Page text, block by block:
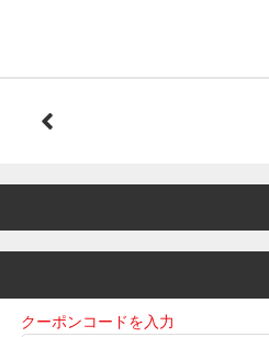
クーポンコードを入力